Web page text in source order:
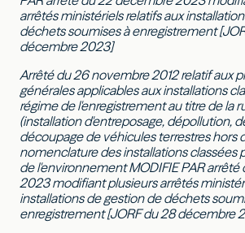
arrêtés ministériels relatifs aux
déchets soumises à enregistrement
décembre 2023]
Arrêté du 26 novembre 2012 relatif aux
générales applicables aux installations
régime de l'enregistrement au titre de la
(installation d'entreposage, dépollution,
découpage de véhicules terrestres hors
nomenclature des installations classées
de l'environnement MODIFIE PAR
2023 modifiant plusieurs arrêtés
installations de gestion de déchets
enregistrement [JORF du 28 décembre